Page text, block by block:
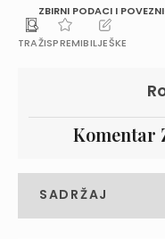
ZBIRNI PODACI I
TRAŽISPREMIBILJEŠKE
Komentar
SADRŽAJ